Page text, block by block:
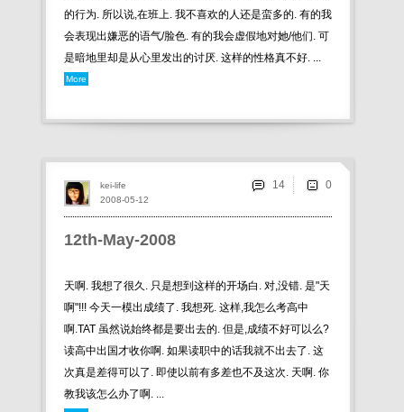
的行为. 所以说,在班上. 我不喜欢的人还是蛮多的. 有的我
会表现出嫌恶的语气/脸色. 有的我会虚假地对她/他们. 可
是暗地里却是从心里发出的讨厌. 这样的性格真不好. ...
More
12th-May-2008
天啊. 我想了很久. 只是想到这样的开场白. 对,没错. 是"天
啊"!!! 今天一模出成绩了. 我想死. 这样,我怎么考高中
啊.TAT 虽然说始终都是要出去的. 但是,成绩不好可以么?
读高中出国才收你啊. 如果读职中的话我就不出去了. 这
次真是差得可以了. 即使以前有多差也不及这次. 天啊. 你
教我该怎么办了啊. ...
2008-05-12
kei-life 14